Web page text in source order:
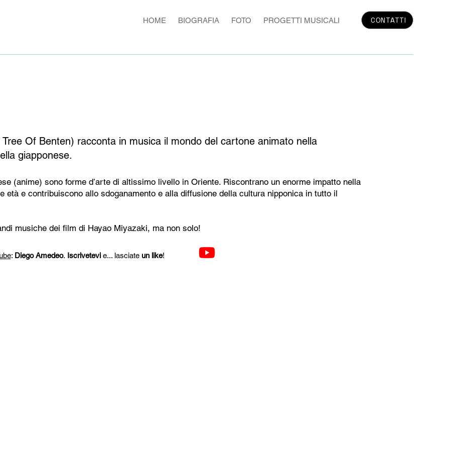
HOME BIOGRAFIA FOTO PROGETTI MUSICALI CONTATTI
Tree Of Benten) racconta in musica il mondo del cartone animato nella
giapponese.
(anime) sono forme d’arte di altissimo livello in Oriente. Riscontrano un enorme impatto nella
età e contribuiscono allo sdoganamento e alla diffusione della cultura nipponica in tutto il
musiche dei film di Hayao Miyazaki, ma non solo!
: Diego Amedeo. Iscrivetevie... lasciate un like!